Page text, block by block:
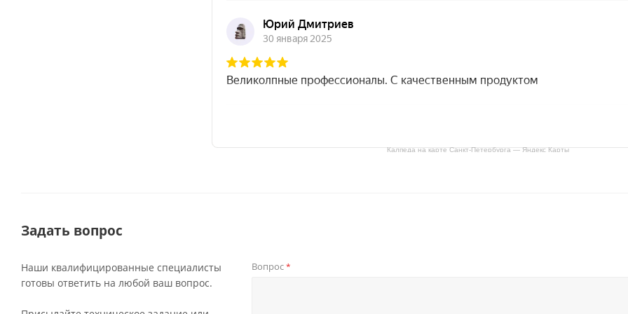
Калпеда на карте Санкт‑Петербурга — Яндекс Карты
Задать вопрос
Наши квалифицированные специалисты
готовы ответить на любой ваш вопрос.
Вопрос*